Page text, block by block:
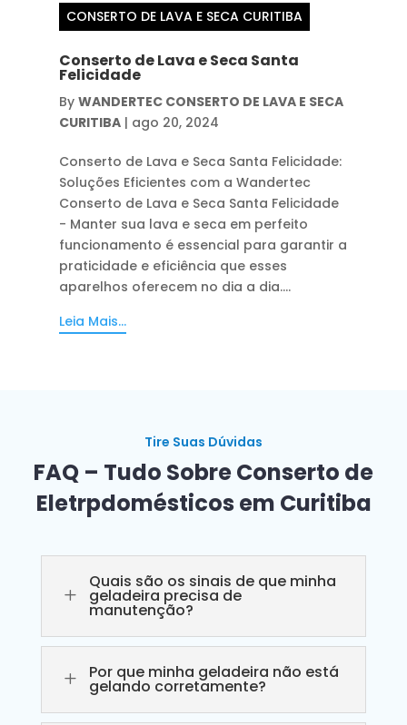
CONSERTO DE LAVA E SECA CURITIBA
Conserto de Lava e Seca Santa
Felicidade
By WANDERTEC CONSERTO DE LAVA E SECA
CURITIBA| ago 20, 2024
Conserto de Lava e Seca Santa Felicidade:
Soluções Eficientes com a Wandertec
Conserto de Lava e Seca Santa Felicidade
- Manter sua lava e seca em perfeito
funcionamento é essencial para garantir a
praticidade e eficiência que esses
aparelhos oferecem no dia a dia....
Leia Mais...
Tire Suas Dúvidas
FAQ – Tudo Sobre Conserto de
Eletrpdomésticos em Curitiba
L
Quais são os sinais de que minha
geladeira precisa de
manutenção?
L Por que minha geladeira não está
gelando corretamente?